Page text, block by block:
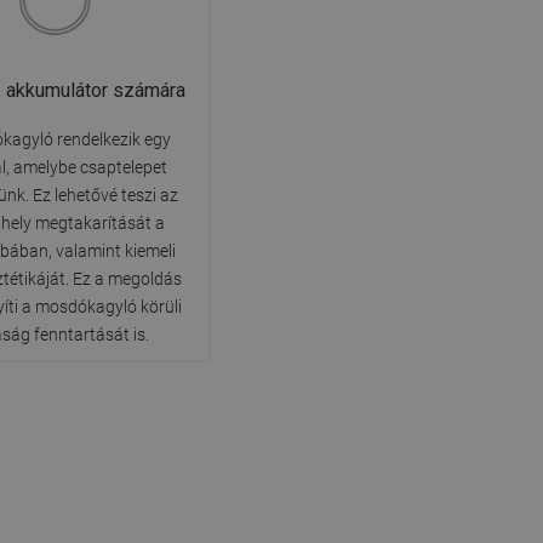
számára
rendelkezik egy
amelybe csaptelepet
Ez lehetővé teszi az
megtakarítását a
valamint kiemeli
Ez a megoldás
a mosdókagyló körüli
fenntartását is.